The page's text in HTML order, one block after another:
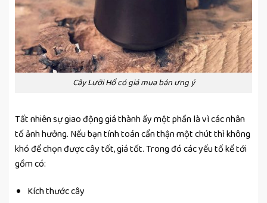
Cây Lưỡi Hổ có giá mua bán ưng ý
Tất nhiên sự giao động giá thành ấy một phần là vì các nhân
tố ảnh hưởng. Nếu bạn tính toán cẩn thận một chút thì không
khó để chọn được cây tốt, giá tốt. Trong đó các yếu tố kể tới
gồm có:
Kích thước cây